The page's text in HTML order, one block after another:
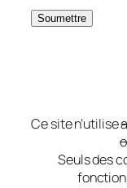
Ce site n’utilise
Seuls des